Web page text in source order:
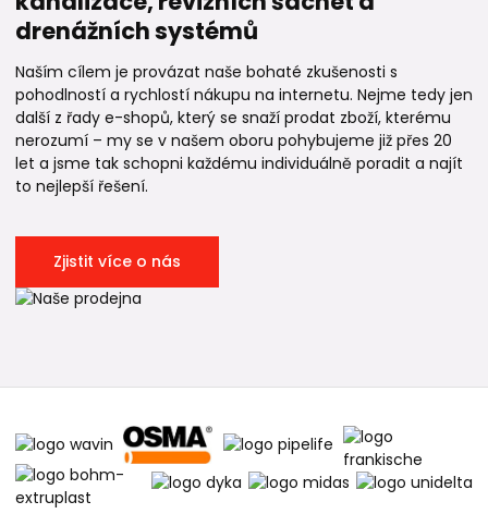
drenážních systémů
Naším cílem je provázat naše bohaté zkušenosti s
pohodlností a rychlostí nákupu na internetu. Nejme tedy jen
další z řady e-shopů, který se snaží prodat zboží, kterému
nerozumí – my se v našem oboru pohybujeme již přes 20
let a jsme tak schopni každému individuálně poradit a najít
to nejlepší řešení.
Zjistit více o nás